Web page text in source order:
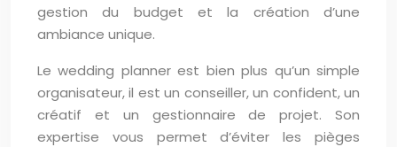
gestion du budget et la création d’une
ambiance unique.
Le wedding planner est bien plus qu’un simple
organisateur, il est un conseiller, un confident, un
créatif et un gestionnaire de projet. Son
expertise vous permet d’éviter les pièges